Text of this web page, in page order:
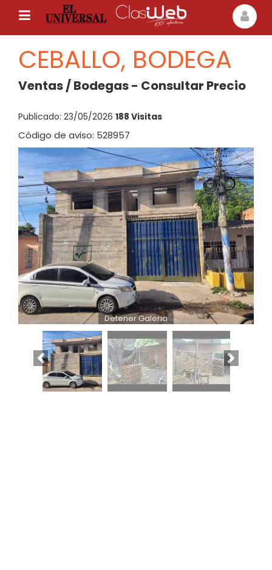
CEBALLO, BODEGA
Ventas / Bodegas - Consultar Precio
Publicado: 23/05/2026 188 Visitas
Código de aviso: 528957
Detener Galeria